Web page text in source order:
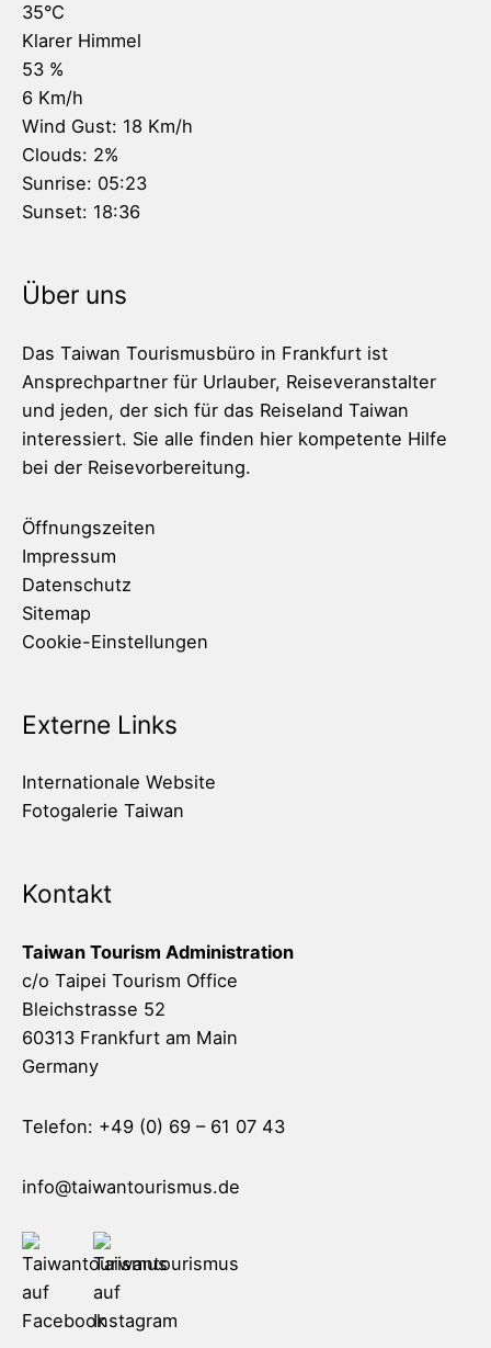
35°C
Klarer Himmel
53 %
6 Km/h
Wind Gust: 18 Km/h
Clouds: 2%
Sunrise: 05:23
Sunset: 18:36
Über uns
Das Taiwan Tourismusbüro in Frankfurt ist
Ansprechpartner für Urlauber, Reiseveranstalter
und jeden, der sich für das Reiseland Taiwan
interessiert. Sie alle finden hier kompetente Hilfe
bei der Reisevorbereitung.
Öffnungszeiten
Impressum
Datenschutz
Sitemap
Cookie-Einstellungen
Externe Links
Internationale Website
Fotogalerie Taiwan
Kontakt
Taiwan Tourism Administration
c/o Taipei Tourism Office
Bleichstrasse 52
60313 Frankfurt am Main
Germany
Telefon: +49 (0) 69 – 61 07 43
info@taiwantourismus.de